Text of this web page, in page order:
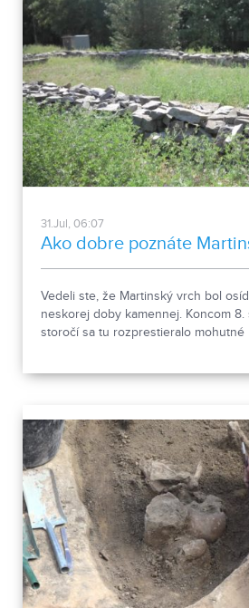
31.Jul, 06:07
Ako dobre poznáte
Vedeli ste, že Martinský vrch bol
neskorej doby kamennej. Koncom 8.
storočí sa tu rozprestieralo mohutné
nemocnice s dvoma menšími